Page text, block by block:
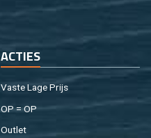
AC­TIES
Vaste Lage Prijs
OP = OP
Out­let